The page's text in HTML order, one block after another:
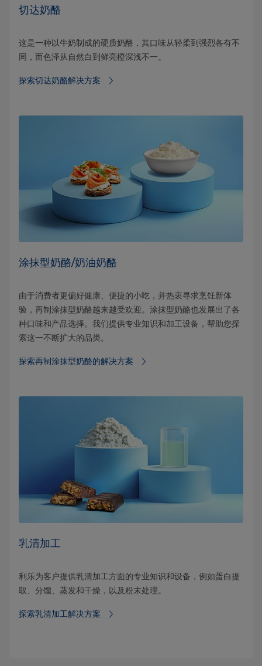
切达奶酪
这是一种以牛奶制成的硬质奶酪，其口味从轻柔到强烈各有不
同，而色泽从自然白到鲜亮橙深浅不一。
探索切达奶酪解决方案
涂抹型奶酪/奶油奶酪
由于消费者更偏好健康、便捷的小吃，并热衷寻求烹饪新体
验，再制涂抹型奶酪越来越受欢迎。涂抹型奶酪也发展出了各
种口味和产品选择。我们提供专业知识和加工设备，帮助您探
索这一不断扩大的品类。
探索再制涂抹型奶酪的解决方案
乳清加工
利乐为客户提供乳清加工方面的专业知识和设备，例如蛋白提
取、分馏、蒸发和干燥，以及粉末处理。
探索乳清加工解决方案